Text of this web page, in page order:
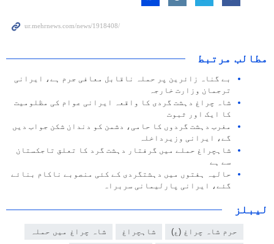
مطالب مرتبط
بے گناہ زائرین پر حملہ ناقابل معافی جرم ہے، ایرانی
ترجمان وزارت خارجہ
شاہ چراغ دہشت گردی کا واقعہ ایرانی عوام کی مظلومیت
کا ایک اور ثبوت
مغرب دہشت گردوں کا حامی، دشمن کو دندان شکن جواب دیں
گے، ایرانی وزیرداخلہ
شاہچراغ حملے میں گرفتار دہشت گرد کا تعلق تاجکستان
سے ہے
حالیہ ہفتوں میں دہشتگردی کے کئی منصوبے ناکام بنائے
گئے، ایرانی پارلیمانی سربراہ
لیبلز
حرم شاہ چراغ (ع) شاہچراغ شاہ چراغ میں حملہ